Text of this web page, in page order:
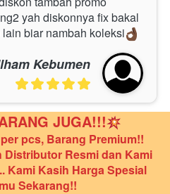
yah diskonnya fix bakal
biar nambah koleksi
Kebumen
JUGA!!!
pcs, Barang Premium!!
Distributor Resmi dan Kami
Kami Kasih Harga Spesial
Sekarang!!